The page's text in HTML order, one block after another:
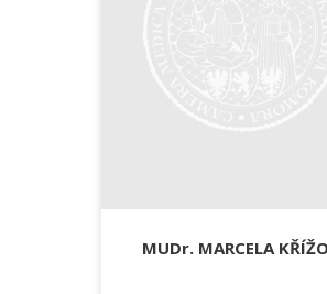
MUDr. MARCELA